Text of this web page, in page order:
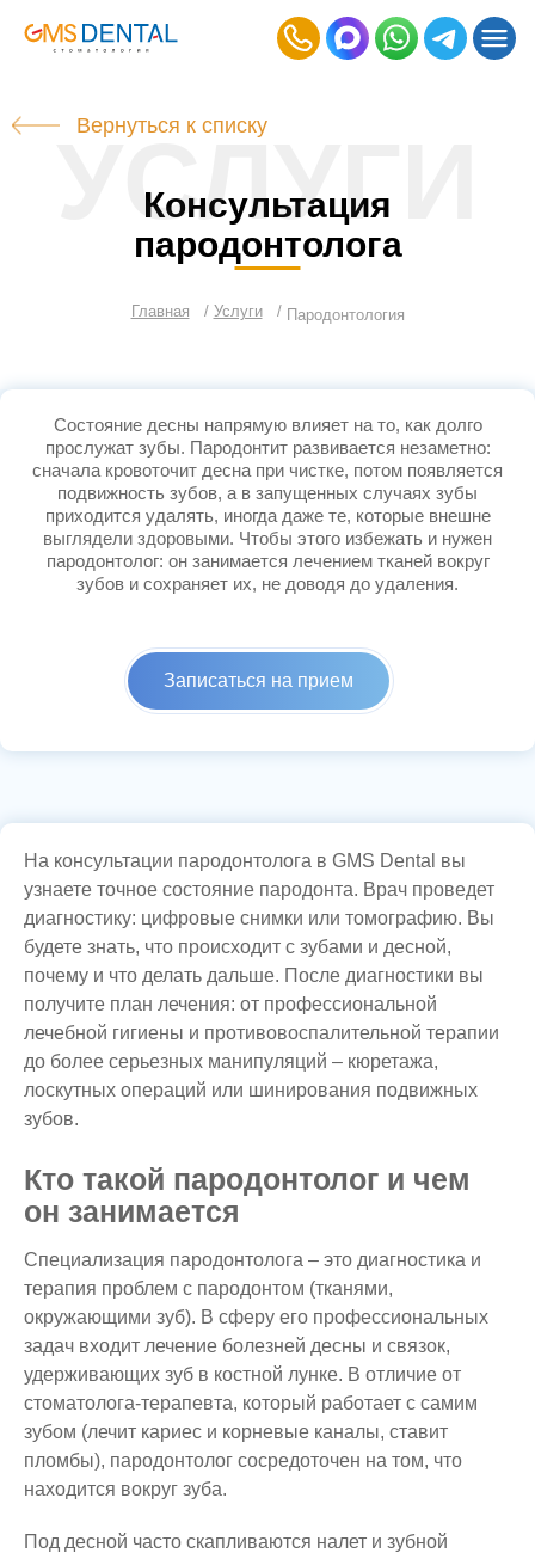
Вернуться к списку
Консультация
пародонтолога
УСЛУГИ
Главная Услуги Пародонтология
Состояние десны напрямую влияет на то, как долго
прослужат зубы. Пародонтит развивается незаметно:
сначала кровоточит десна при чистке, потом появляется
подвижность зубов, а в запущенных случаях зубы
приходится удалять, иногда даже те, которые внешне
выглядели здоровыми. Чтобы этого избежать и нужен
пародонтолог: он занимается лечением тканей вокруг
зубов и сохраняет их, не доводя до удаления.
Записаться на прием
На консультации пародонтолога в GMS Dental вы
узнаете точное состояние пародонта. Врач проведет
диагностику: цифровые снимки или томографию. Вы
будете знать, что происходит с зубами и десной,
почему и что делать дальше. После диагностики вы
получите план лечения: от профессиональной
лечебной гигиены и противовоспалительной терапии
до более серьезных манипуляций – кюретажа,
лоскутных операций или шинирования подвижных
зубов.
Кто такой пародонтолог и чем
он занимается
Специализация пародонтолога – это диагностика и
терапия проблем с пародонтом (тканями,
окружающими зуб). В сферу его профессиональных
задач входит лечение болезней десны и связок,
удерживающих зуб в костной лунке. В отличие от
стоматолога-терапевта, который работает с самим
зубом (лечит кариес и корневые каналы, ставит
пломбы), пародонтолог сосредоточен на том, что
находится вокруг зуба.
Под десной часто скапливаются налет и зубной